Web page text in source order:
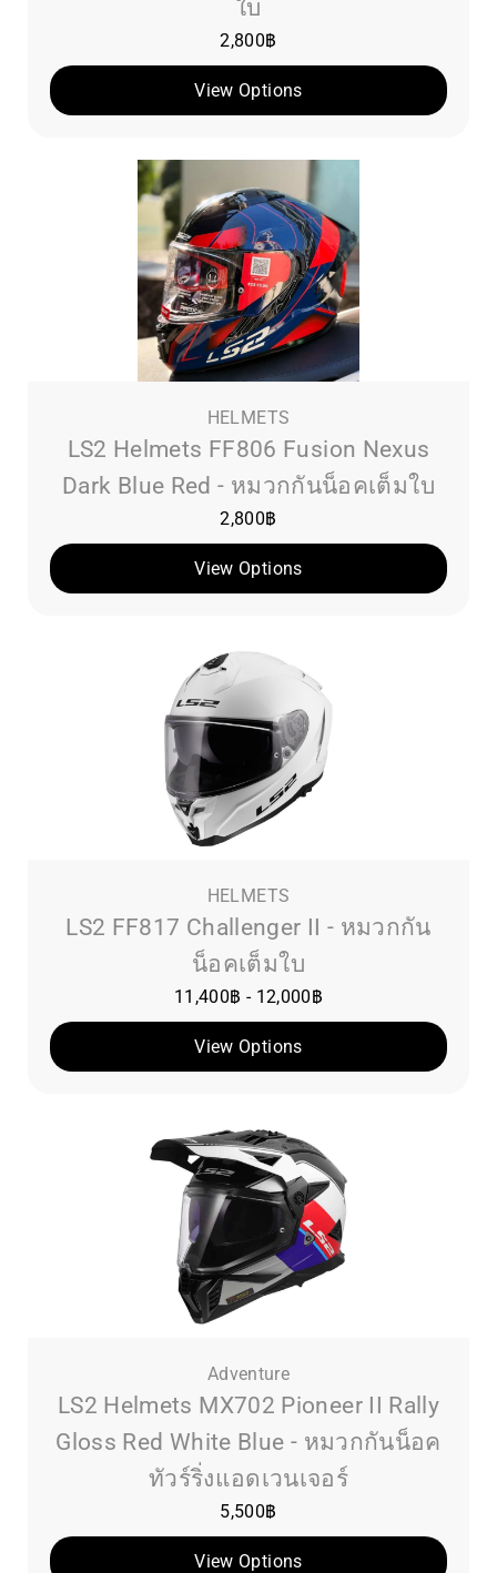
ใบ
2,800฿
View Options
HELMETS
LS2 Helmets FF806 Fusion Nexus
Dark Blue Red - หมวกกันน็อคเต็มใบ
2,800฿
View Options
HELMETS
LS2 FF817 Challenger II - หมวกกัน
น็อคเต็มใบ
11,400฿ - 12,000฿
View Options
Adventure
LS2 Helmets MX702 Pioneer II Rally
Gloss Red White Blue - หมวกกันน็อค
ทัวร์ริ่งแอดเวนเจอร์
5,500฿
View Options